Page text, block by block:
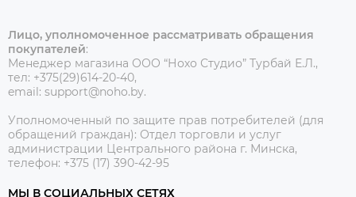
Лицо, уполномоченное рассматривать обращения
покупателей:
Менеджер магазина ООО “Нохо Студио” Турбай Е.Л.,
тел: +375(29)614-20-40,
email: support@noho.by.
Уполномоченный по защите прав потребителей (для
обращений граждан): Отдел торговли и услуг
администрации Центрального района г. Минска,
телефон: +375 (17) 390-42-95
МЫ В СОЦИАЛЬНЫХ СЕТЯХ